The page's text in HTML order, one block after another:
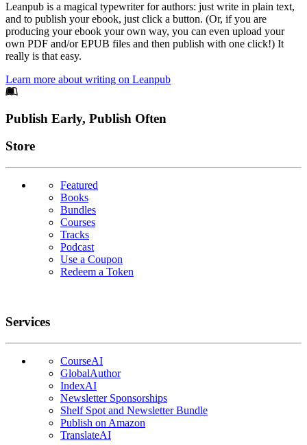
Leanpub is a magical typewriter for authors: just write in plain text,
and to publish your ebook, just click a button. (Or, if you are
producing your ebook your own way, you can even upload your
own PDF and/or EPUB files and then publish with one click!) It
really is that easy.
Learn more about writing on Leanpub
Footer
Publish Early, Publish Often
Links
Store
Featured
Books
Bundles
Courses
Tracks
Podcast
Use a Coupon
Redeem a Token
Services
CourseAI
GlobalAuthor
IndexAI
Newsletter Sponsorships
Shelf Spot and Newsletter Bundle
Publish on Amazon
TranslateAI